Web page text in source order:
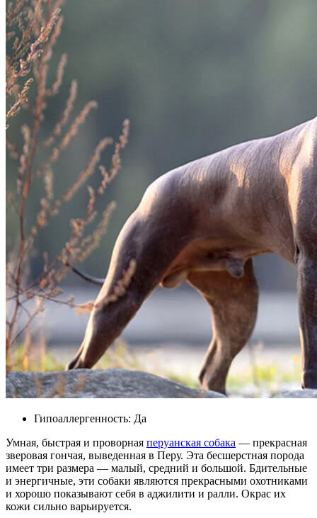
Гипоаллергенность: Да
Умная, быстрая и проворная перуанская собака — прекрасная
зверовая гончая, выведенная в Перу. Эта бесшерстная порода
имеет три размера — малый, средний и большой. Бдительные
и энергичные, эти собаки являются прекрасными охотниками
и хорошо показывают себя в аджилити и ралли. Окрас их
кожи сильно варьируется.